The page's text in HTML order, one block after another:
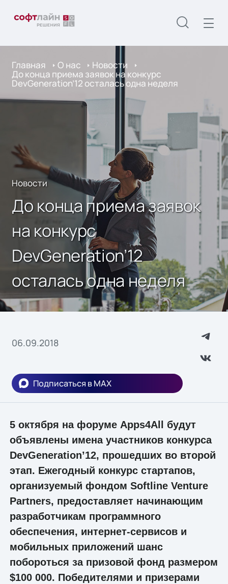
Главная О нас Новости
До конца приeма заявок на конкурс
DevGeneration’12 осталась одна неделя
Новости
До конца приeма заявок
на конкурс
DevGeneration’12
осталась одна неделя
06.09.2018
Подписаться в MAX
5 октября на форуме Apps4All будут
объявлены имена участников конкурса
DevGeneration’12, прошедших во второй
этап. Ежегодный конкурс стартапов,
организуемый фондом Softline Venture
Partners, предоставляет начинающим
разработчикам программного
обеспечения, интернет-сервисов и
мобильных приложений шанс
побороться за призовой фонд размером
$100 000. Победителями и призерами